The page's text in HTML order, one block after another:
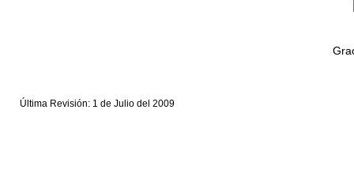
Última Revisión: 1 de Julio del 2009